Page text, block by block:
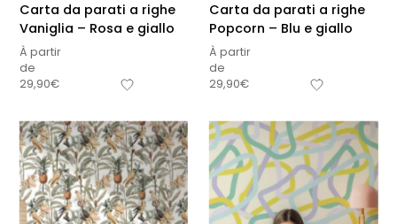
Carta da parati a righe
Vaniglia – Rosa e giallo
À partir
de
29,90€
Carta da parati a righe
Popcorn – Blu e giallo
À partir
de
29,90€